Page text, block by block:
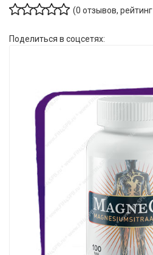
(0 отзывов, рейтинг
Поделиться в соцсетях: